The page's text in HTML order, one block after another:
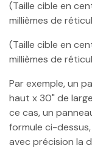
(Taille cible en
millièmes de
(Taille cible en
millièmes de
Par exemple, un
haut x 30" de
ce cas, un
formule ci-
avec précision la